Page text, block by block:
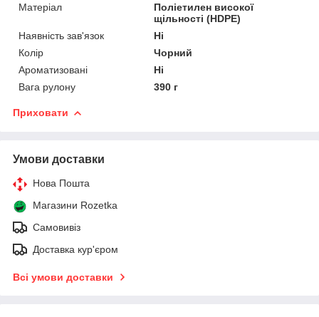
Матеріал
Поліетилен високої
щільності (HDPE)
Наявність зав'язок
Ні
Колір
Чорний
Ароматизовані
Ні
Вага рулону
390 г
Приховати
Умови доставки
Нова Пошта
Магазини Rozetka
Самовивіз
Доставка кур'єром
Всі умови доставки